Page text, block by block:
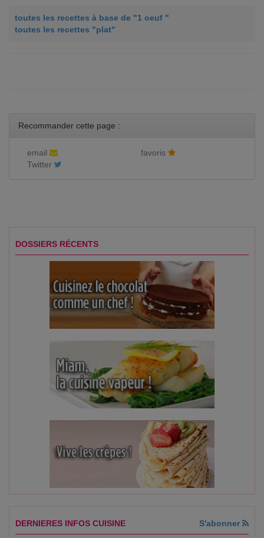
toutes les recettes à base de "1 oeuf "
toutes les recettes "plat"
Recommander cette page :
email
favoris
Twitter
DOSSIERS RÉCENTS
DERNIERES INFOS CUISINE S'abonner